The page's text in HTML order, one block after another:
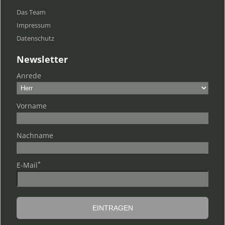
Das Team
Impressum
Datenschutz
Newsletter
Anrede
Vorname
Nachname
E-Mail*